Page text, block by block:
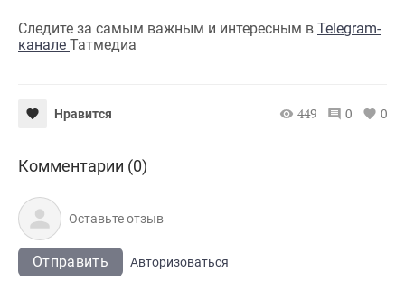
Следите за самым важным и интересным в Telegram-
канале Татмедиа
Нравится 449 0 0
Комментарии (0)
Отправить
Авторизоваться